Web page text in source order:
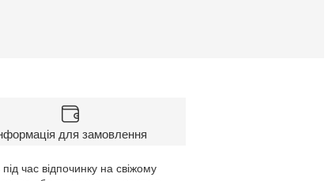
для замовлення
час відпочинку на свіжому